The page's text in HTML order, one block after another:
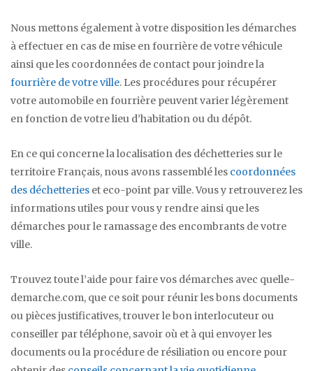
Nous mettons également à votre disposition les démarches
à effectuer en cas de mise en fourrière de votre véhicule
ainsi que les coordonnées de contact pour joindre la
fourrière de votre ville. Les procédures pour récupérer
votre automobile en fourrière peuvent varier légèrement
en fonction de votre lieu d’habitation ou du dépôt.
En ce qui concerne la localisation des déchetteries sur le
territoire Français, nous avons rassemblé les coordonnées
des déchetteries et eco-point par ville. Vous y retrouverez les
informations utiles pour vous y rendre ainsi que les
démarches pour le ramassage des encombrants de votre
ville.
Trouvez toute l’aide pour faire vos démarches avec quelle-
demarche.com, que ce soit pour réunir les bons documents
ou pièces justificatives, trouver le bon interlocuteur ou
conseiller par téléphone, savoir où et à qui envoyer les
documents ou la procédure de résiliation ou encore pour